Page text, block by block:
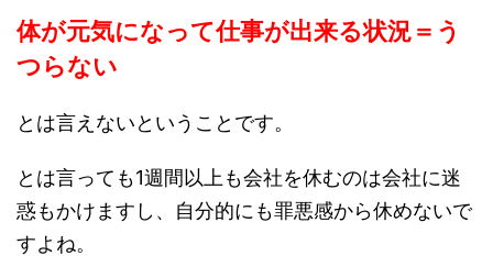
体が元気になって仕事が出来る状況＝う
つらない
とは言えないということです。
とは言っても1週間以上も会社を休むのは会社に迷
惑もかけますし、自分的にも罪悪感から休めないで
すよね。